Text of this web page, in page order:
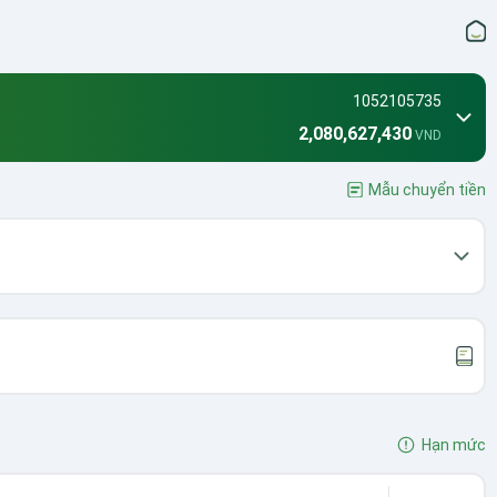
1052105735
2,080,627,430 VND
Mẫu chuyển tiền
Hạn mức